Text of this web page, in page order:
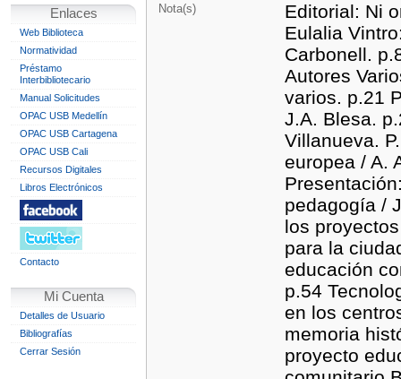
Enlaces
Web Biblioteca
Normatividad
Préstamo
Interbibliotecario
Manual Solicitudes
OPAC USB Medellín
OPAC USB Cartagena
OPAC USB Cali
Recursos Digitales
Libros Electrónicos
Contacto
Mi Cuenta
Detalles de Usuario
Bibliografías
Cerrar Sesión
Nota(s)
Editorial: Ni
Eulalia
Carbonell.
Autores
varios. p.21
J.A. Blesa.
Villanueva.
europea / A.
pedagogía /
los
para la
educación
p.54
en los
memoria
proyecto